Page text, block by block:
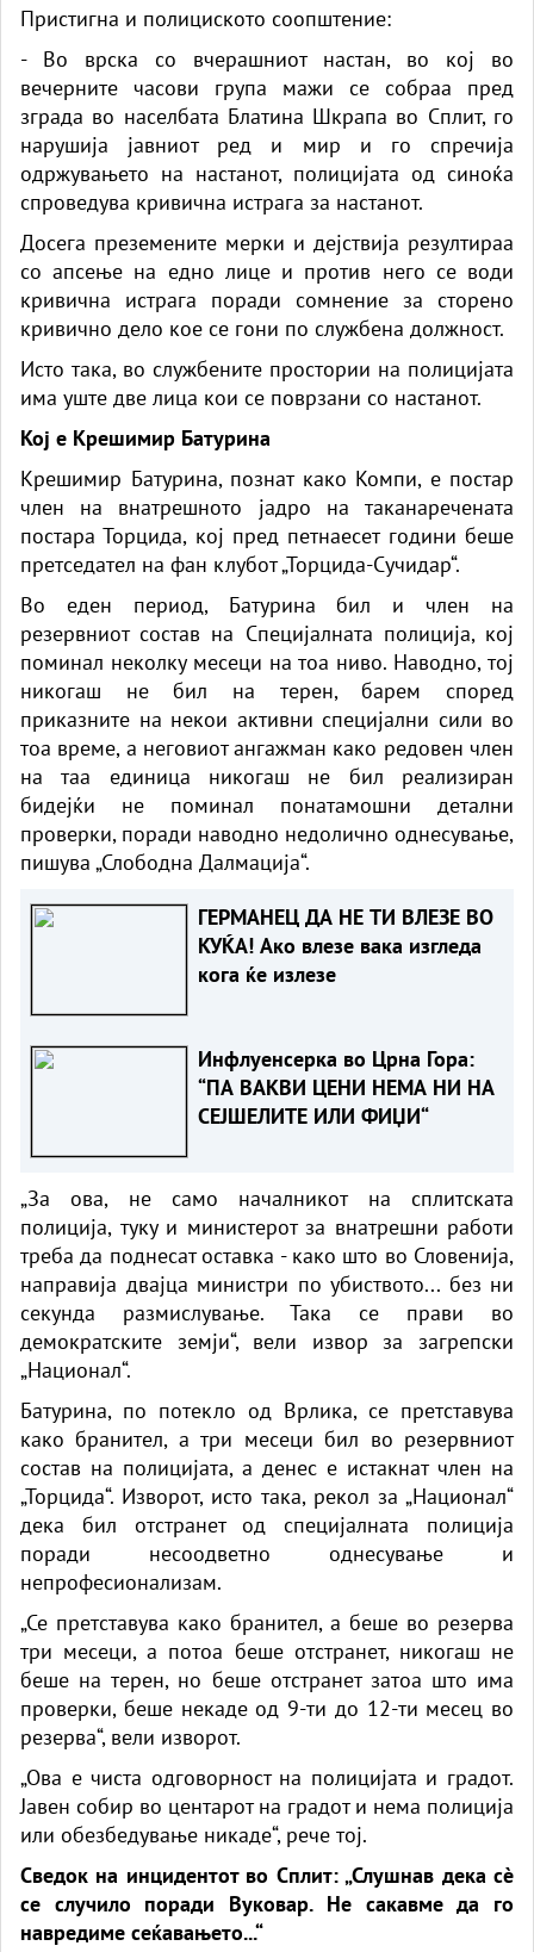
Пристигна и полициското соопштение:
- Во врска со вчерашниот настан, во кој во
вечерните часови група мажи се собраа пред
зграда во населбата Блатина Шкрапа во Сплит, го
нарушија јавниот ред и мир и го спречија
одржувањето на настанот, полицијата од синоќа
спроведува кривична истрага за настанот.
Досега преземените мерки и дејствија резултираа
со апсење на едно лице и против него се води
кривична истрага поради сомнение за сторено
кривично дело кое се гони по службена должност.
Исто така, во службените простории на полицијата
има уште две лица кои се поврзани со настанот.
Кој е Крешимир Батурина
Крешимир Батурина, познат како Компи, е постар
член на внатрешното јадро на таканаречената
постара Торцида, кој пред петнаесет години беше
претседател на фан клубот „Торцида-Сучидар“.
Во еден период, Батурина бил и член на
резервниот состав на Специјалната полиција, кој
поминал неколку месеци на тоа ниво. Наводно, тој
никогаш не бил на терен, барем според
приказните на некои активни специјални сили во
тоа време, а неговиот ангажман како редовен член
на таа единица никогаш не бил реализиран
бидејќи не поминал понатамошни детални
проверки, поради наводно недолично однесување,
пишува „Слободна Далмација“.
ГЕРМАНЕЦ ДА НЕ ТИ ВЛЕЗЕ ВО
КУЌА! Ако влезе вака изгледа
кога ќе излезе
Инфлуенсерка во Црна Гора:
“ПА ВАКВИ ЦЕНИ НЕМА НИ НА
СЕЈШЕЛИТЕ ИЛИ ФИЏИ“
„За ова, не само началникот на сплитската
полиција, туку и министерот за внатрешни работи
треба да поднесат оставка - како што во Словенија,
направија двајца министри по убиството... без ни
секунда размислување. Така се прави во
демократските земји“, вели извор за загрепски
„Национал“.
Батурина, по потекло од Врлика, се претставува
како бранител, а три месеци бил во резервниот
состав на полицијата, а денес е истакнат член на
„Торцида“. Изворот, исто така, рекол за „Национал“
дека бил отстранет од специјалната полиција
поради несоодветно однесување и
непрофесионализам.
„Се претставува како бранител, а беше во резерва
три месеци, а потоа беше отстранет, никогаш не
беше на терен, но беше отстранет затоа што има
проверки, беше некаде од 9-ти до 12-ти месец во
резерва“, вели изворот.
„Ова е чиста одговорност на полицијата и градот.
Јавен собир во центарот на градот и нема полиција
или обезбедување никаде“, рече тој.
Сведок на инцидентот во Сплит: „Слушнав дека сè
се случило поради Вуковар. Не сакавме да го
навредиме сеќавањето...“